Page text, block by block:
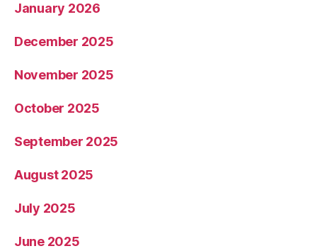
January 2026
December 2025
November 2025
October 2025
September 2025
August 2025
July 2025
June 2025